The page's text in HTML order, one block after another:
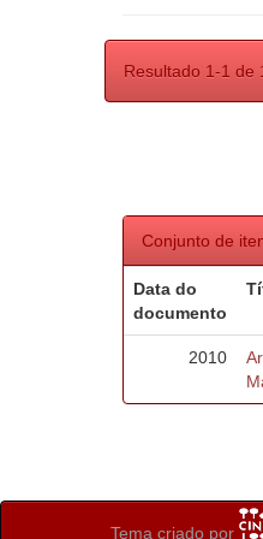
Resultado 1-1 de
Conjunto de
Data do
documento
2010
Tema criado por